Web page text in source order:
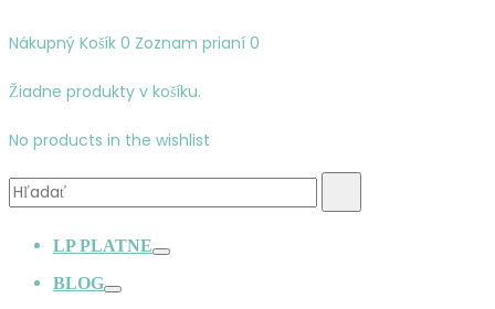
Nákupný Košík 0 Zoznam prianí 0
Žiadne produkty v košíku.
No products in the wishlist
Vyhľadávanie:
LP PLATNE
BLOG